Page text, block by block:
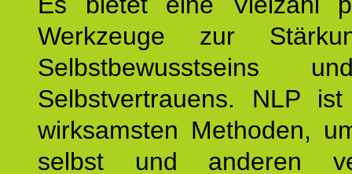
Werkzeuge zur
Selbstbewusstseins
Selbstvertrauens. NLP
wirksamsten Methoden,
selbst und anderen